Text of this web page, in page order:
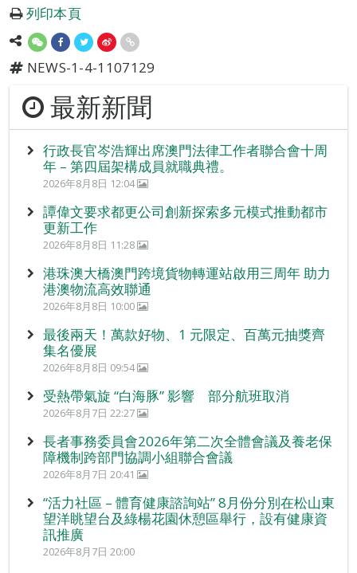
列印本頁
NEWS-1-4-1107129
最新新聞
行政長官岑浩輝出席澳門法律工作者聯合會十周
年 – 第四屆架構成員就職典禮。
2026年8月8日 12:04
譚偉文要求都更公司創新探索多元模式推動都市
更新工作
2026年8月8日 11:28
港珠澳大橋澳門跨境貨物轉運站啟用三周年 助力
港澳物流高效聯通
2026年8月8日 10:00
最後兩天！萬款好物、1 元限定、百萬元抽獎齊
集名優展
2026年8月8日 09:54
受熱帶氣旋 “白海豚” 影響 部分航班取消
2026年8月7日 22:27
長者事務委員會2026年第二次全體會議及養老保
障機制跨部門協調小組聯合會議
2026年8月7日 20:41
“活力社區 – 體育健康諮詢站” 8月份分別在松山東
望洋眺望台及綠楊花園休憩區舉行，設有健康資
訊推廣
2026年8月7日 20:00